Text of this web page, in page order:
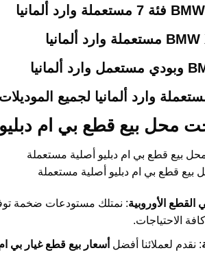
محل بيع قطع بي ام
قطع بي ام دبليو أصلية مستعملة
الأوروبية: نمتلك مستودعات ضخمة
كافة الاحتياجات.
: نقدم لعملائنا أفضل أسعار بيع قطع غيار بي ام